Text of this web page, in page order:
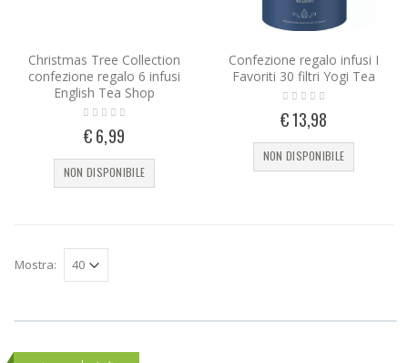
Christmas Tree Collection
confezione regalo 6 infusi
English Tea Shop
€ 6,99
NON DISPONIBILE
Confezione regalo infusi I
Favoriti 30 filtri Yogi Tea
€ 13,98
NON DISPONIBILE
Mostra: